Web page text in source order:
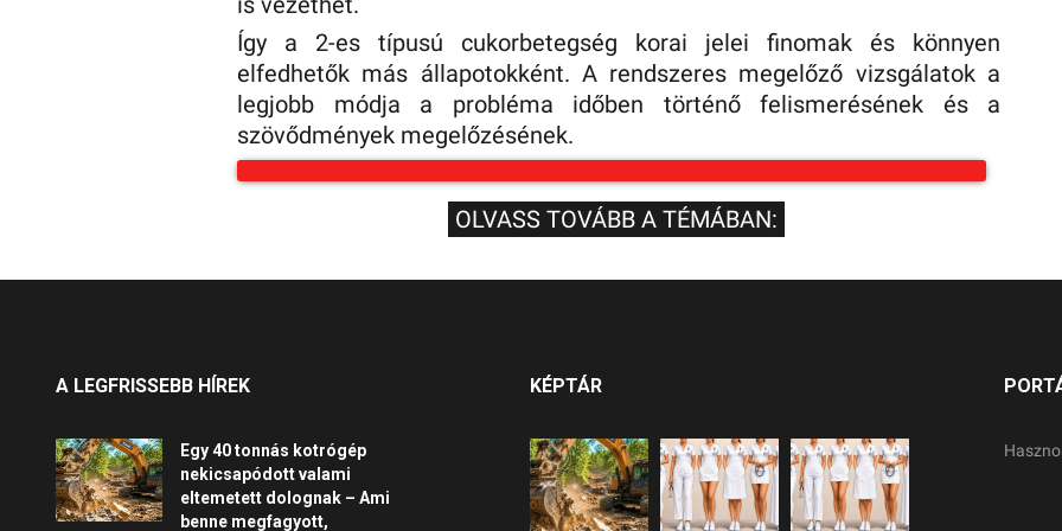
Így a 2-es típusú cukorbetegség korai jelei finomak és könnyen
elfedhetők más állapotokként. A rendszeres megelőző vizsgálatok a
legjobb módja a probléma időben történő felismerésének és a
szövődmények megelőzésének.
OLVASS TOVÁBB A TÉMÁBAN:
A LEGFRISSEBB HÍREK
Egy 40 tonnás kotrógép
nekicsapódott valami
eltemetett dolognak – Ami
benne megfagyott,
KÉPTÁR